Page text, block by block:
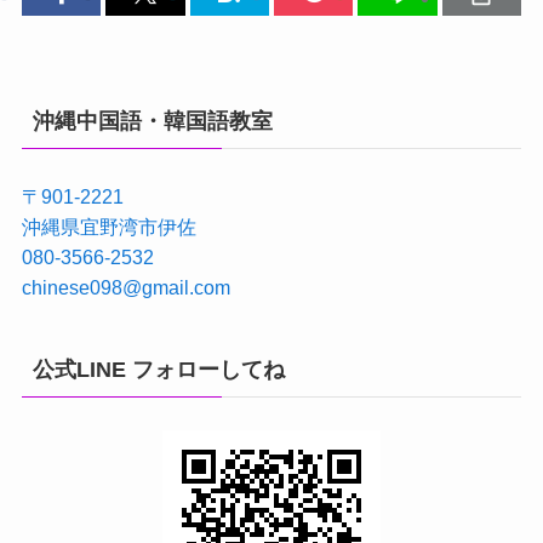
沖縄中国語・韓国語教室
〒901-2221
沖縄県宜野湾市伊佐
080-3566-2532
chinese098@gmail.com
公式LINE フォローしてね